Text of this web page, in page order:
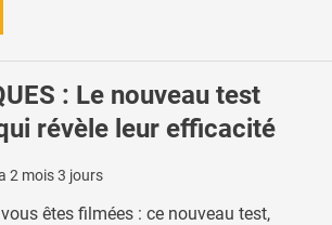
: Le nouveau test
révèle leur efficacité
2 mois 3 jours
êtes filmées : ce nouveau test,